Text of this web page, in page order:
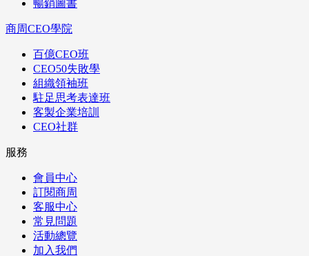
暢銷圖書
商周CEO學院
百億CEO班
CEO50失敗學
組織領袖班
駐足思考表達班
客製企業培訓
CEO社群
服務
會員中心
訂閱商周
客服中心
常見問題
活動總覽
加入我們